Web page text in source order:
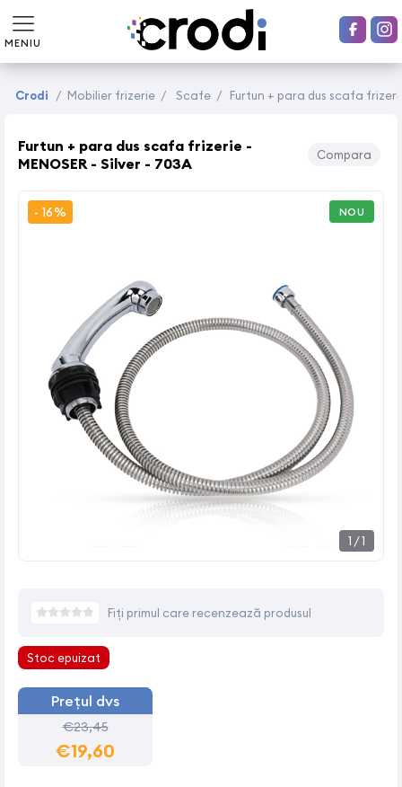
MENIU
Crodi / Mobilier frizerie / Scafe / Furtun + para dus scafa
Furtun + para dus scafa frizerie -
MENOSER - Silver - 703A
Compara
1 /1
- 16% NOU
Fiți primul care recenzează produsul
Stoc epuizat
Prețul dvs
€23,45
€19,60